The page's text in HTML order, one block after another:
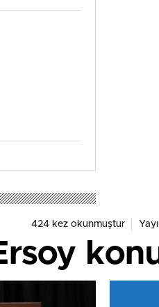
424 kez okunmuştur